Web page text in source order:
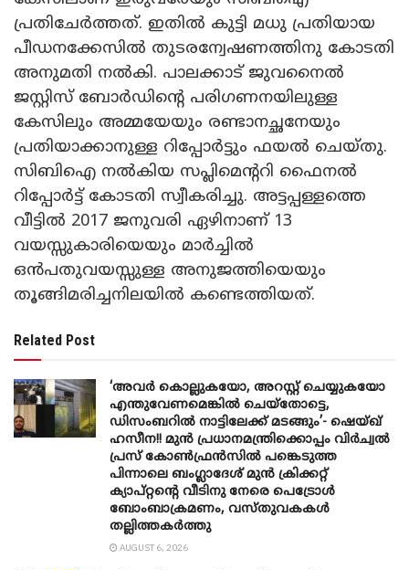
പ്രതിചേര്‍ത്തത്. ഇതില്‍ കുട്ടി മധു പ്രതിയായ
പീഡനക്കേസില്‍ തുടരന്വേഷണത്തിനു കോടതി
അനുമതി നല്‍കി. പാലക്കാട് ജുവനൈല്‍
ജസ്റ്റിസ് ബോര്‍ഡിന്റെ പരിഗണനയിലുള്ള
കേസിലും അമ്മയേയും രണ്ടാനച്ഛനേയും
പ്രതിയാക്കാനുള്ള റിപ്പോര്‍ട്ടും ഫയല്‍ ചെയ്തു.
സിബിഐ നല്‍കിയ സപ്ലിമെന്ററി ഫൈനല്‍
റിപ്പോര്‍ട്ട് കോടതി സ്വീകരിച്ചു. അട്ടപ്പള്ളത്തെ
വീട്ടില്‍ 2017 ജനുവരി ഏഴിനാണ് 13
വയസ്സുകാരിയെയും മാര്‍ച്ചില്‍
ഒന്‍പതുവയസ്സുള്ള അനുജത്തിയെയും
തൂങ്ങിമരിച്ചനിലയില്‍ കണ്ടെത്തിയത്.
Related Post
‘അവർ കൊല്ലുകയോ, അറസ്റ്റ് ചെയ്യുകയോ
എന്തുവേണമെങ്കിൽ ചെയ്തോട്ടെ,
ഡിസംബറിൽ നാട്ടിലേക്ക് മടങ്ങും’- ഷെയ്ഖ്
ഹസീന!! മുൻ പ്രധാനമന്ത്രിക്കൊപ്പം വിർച്വൽ
പ്രസ് കോൺഫ്രൻസിൽ പങ്കെടുത്ത
പിന്നാലെ ബംഗ്ലാദേശ് മുൻ ക്രിക്കറ്റ്
ക്യാപ്റ്റന്റെ വീടിനു നേരെ പെട്രോൾ
ബോംബാക്രമണം, വസ്തുവകകൾ
തല്ലിത്തകർത്തു
AUGUST 6, 2026